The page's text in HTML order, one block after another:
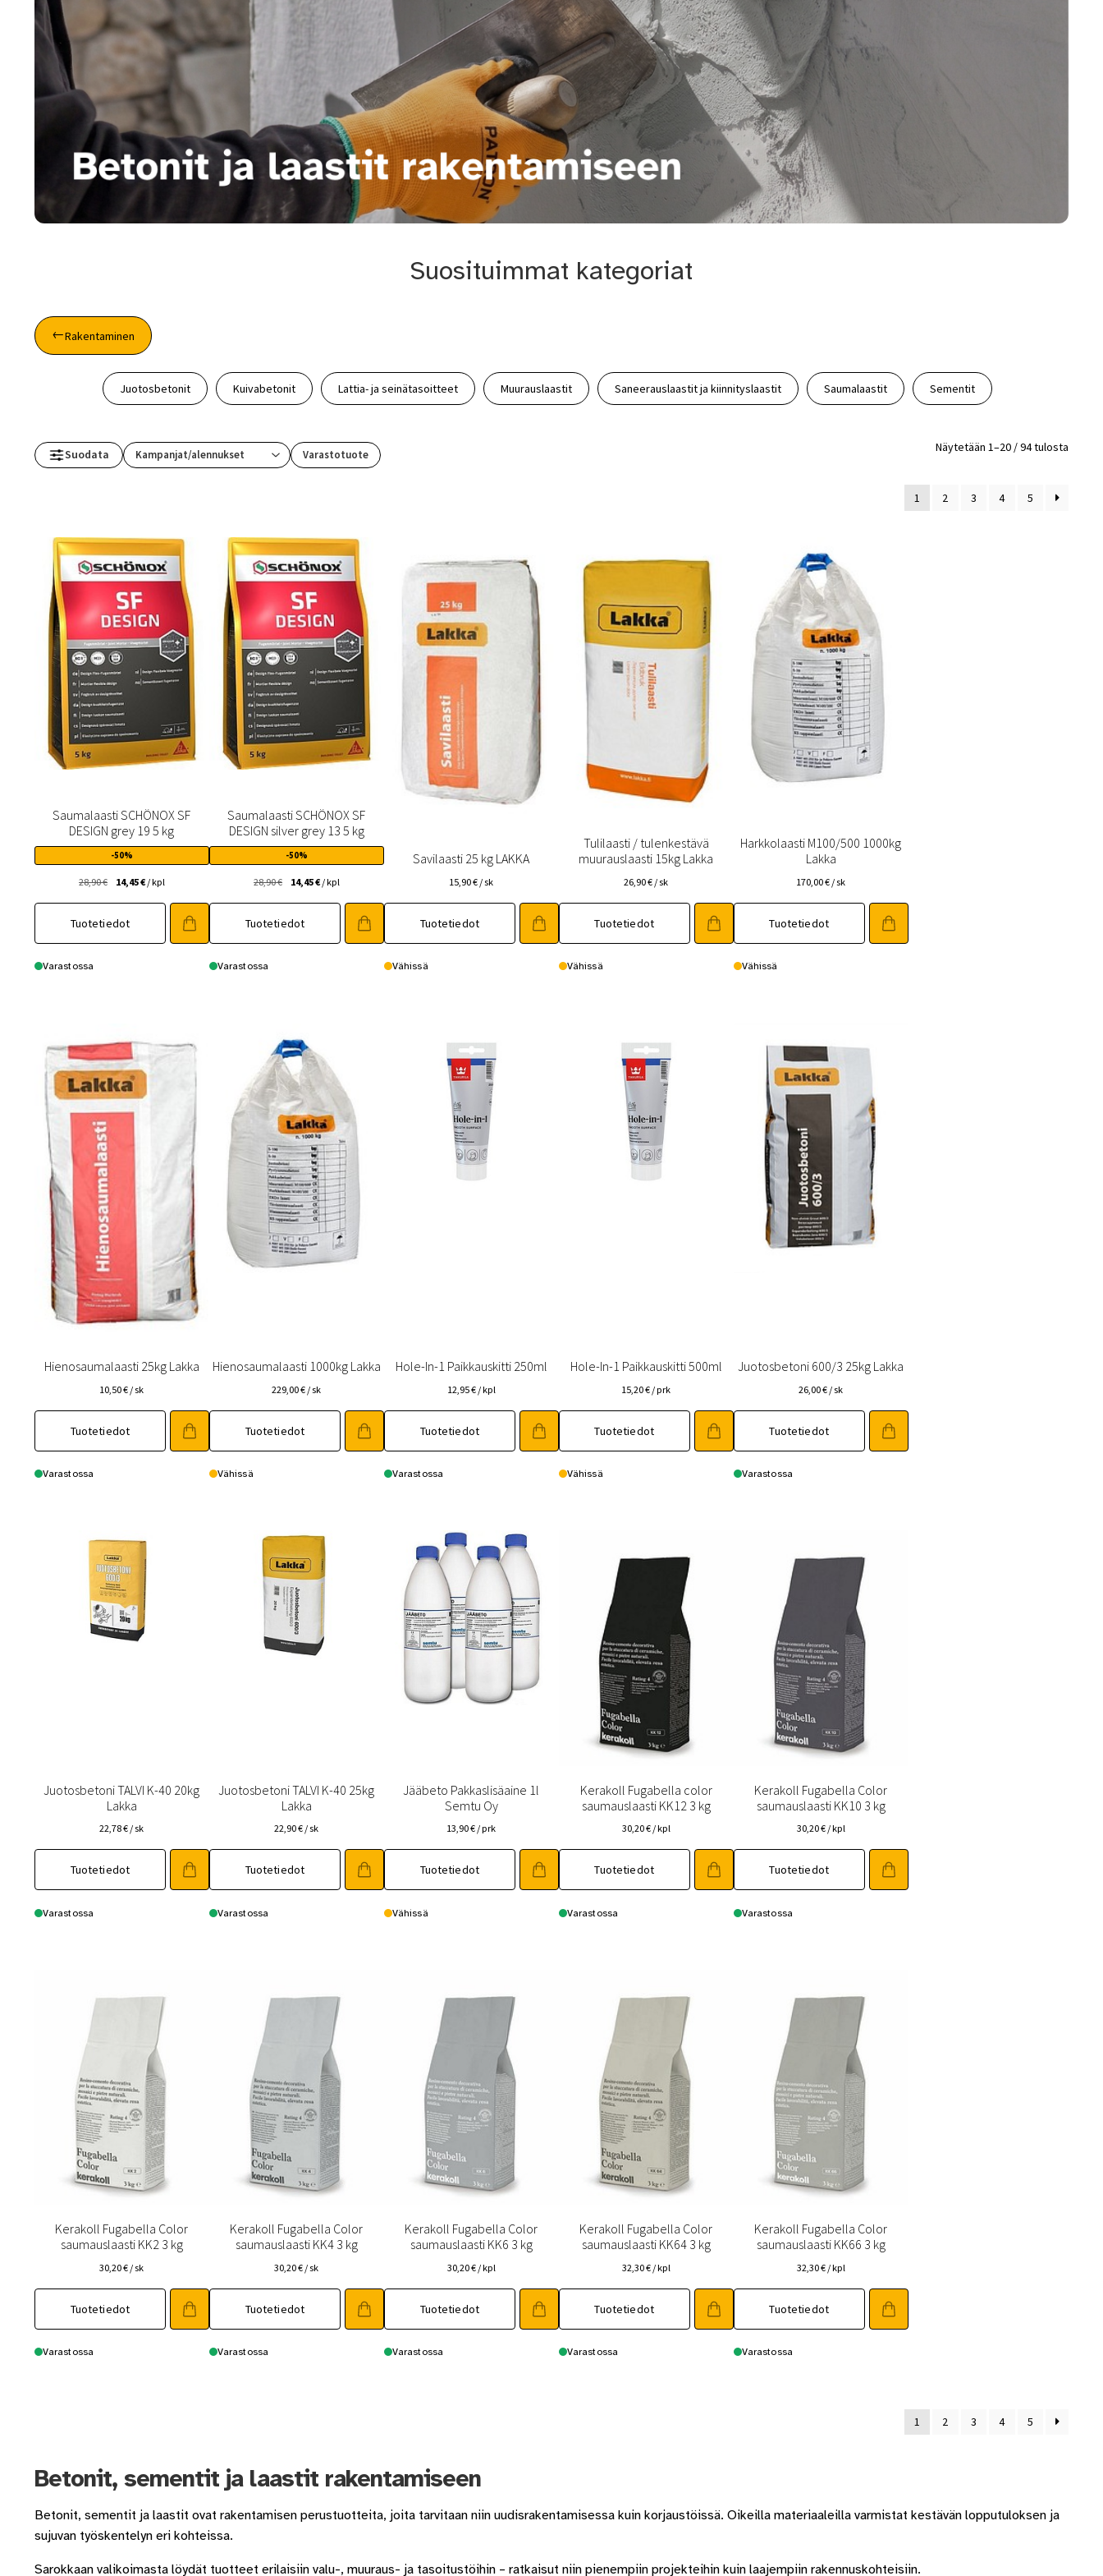
Suosituimmat kategoriat
Rakentaminen
Juotosbetonit Kuivabetonit Lattia- ja seinätasoitteet Muurauslaastit Saneerauslaastit ja kiinnityslaastit Saumalaastit Sementit
Suodata Varastotuote
Näytetään 1–20 / 94 tulosta
1 2 3 4 5
Saumalaasti SCHÖNOX SF
DESIGN grey 19 5 kg
-50%
28,90€ Alkuperäinen
28,90 €.
14,45€Nykyinen
/ kpl
Tuotetiedot
Varastossa
Saumalaasti SCHÖNOX SF
DESIGN silver grey 13 5 kg
-50%
28,90€ Alkuperäinen
28,90 €.
14,45€Nykyinen
/ kpl
Tuotetiedot
Varastossa
Savilaasti 25 kg LAKKA
15,90€ / sk
Tuotetiedot
Vähissä
Tulilaasti / tulenkestävä
muurauslaasti 15kg Lakka
26,90€ / sk
Tuotetiedot
Vähissä
Harkkolaasti M100/500 1000kg
Lakka
170,00€ / sk
Tuotetiedot
Vähissä
Hienosaumalaasti 25kg Lakka
10,50€ / sk
Tuotetiedot
Varastossa
Hienosaumalaasti 1000kg Lakka
229,00€ / sk
Tuotetiedot
Vähissä
Hole-In-1 Paikkauskitti 250ml
12,95€ / kpl
Tuotetiedot
Varastossa
Hole-In-1 Paikkauskitti 500ml
15,20€ / prk
Tuotetiedot
Vähissä
Juotosbetoni 600/3 25kg Lakka
26,00€ / sk
Tuotetiedot
Varastossa
Juotosbetoni TALVI K-40 20kg
Lakka
22,78€ / sk
Tuotetiedot
Varastossa
Juotosbetoni TALVI K-40 25kg
Lakka
22,90€ / sk
Tuotetiedot
Varastossa
Jääbeto Pakkaslisäaine 1l
Semtu Oy
13,90€ / prk
Tuotetiedot
Vähissä
Kerakoll Fugabella color
saumauslaasti KK12 3 kg
30,20€ / kpl
Tuotetiedot
Varastossa
Kerakoll Fugabella Color
saumauslaasti KK10 3 kg
30,20€ / kpl
Tuotetiedot
Varastossa
Kerakoll Fugabella Color
saumauslaasti KK2 3 kg
30,20€ / sk
Tuotetiedot
Varastossa
Kerakoll Fugabella Color
saumauslaasti KK4 3 kg
30,20€ / sk
Tuotetiedot
Varastossa
Kerakoll Fugabella Color
saumauslaasti KK6 3 kg
30,20€ / kpl
Tuotetiedot
Varastossa
Kerakoll Fugabella Color
saumauslaasti KK64 3 kg
32,30€ / kpl
Tuotetiedot
Varastossa
Kerakoll Fugabella Color
saumauslaasti KK66 3 kg
32,30€ / kpl
Tuotetiedot
Varastossa
1 2 3 4 5
Betonit, sementit ja laastit rakentamiseen
Betonit, sementit ja laastit ovat rakentamisen perustuotteita, joita tarvitaan niin uudisrakentamisessa kuin korjaustöissä. Oikeilla materiaaleilla varmistat kestävän lopputuloksen ja
sujuvan työskentelyn eri kohteissa.
Sarokkaan valikoimasta löydät tuotteet erilaisiin valu-, muuraus- ja tasoitustöihin – ratkaisut niin pienempiin projekteihin kuin laajempiin rakennuskohteisiin.